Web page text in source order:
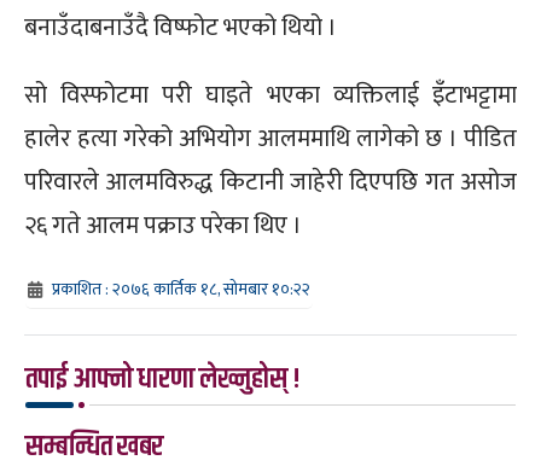
बनाउँदाबनाउँदै विष्फोट भएको थियो ।
सो विस्फोटमा परी घाइते भएका व्यक्तिलाई इँटाभट्टामा
हालेर हत्या गरेको अभियोग आलममाथि लागेको छ । पीडित
परिवारले आलमविरुद्ध किटानी जाहेरी दिएपछि गत असोज
२६ गते आलम पक्राउ परेका थिए ।
प्रकाशित : २०७६ कार्तिक १८, सोमबार १०:२२
तपाई आफ्नो धारणा लेख्नुहोस् !
सम्बन्धित खबर